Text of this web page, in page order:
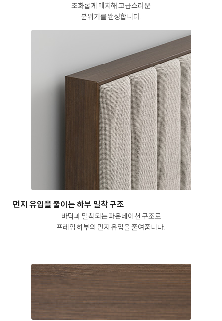
조화롭게 매치해 고급스러운
분위기를 완성합니다.
먼지 유입을 줄이는하부 밀착 구조
바닥과 밀착되는 파운데이션 구조로
프레임 하부의 먼지 유입을 줄여줍니다.